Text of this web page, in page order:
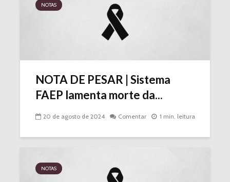
NOTAS
NOTA DE PESAR | Sistema
FAEP lamenta morte da...
20 de agosto de 2024 Comentar 1 min. leitura
NOTAS